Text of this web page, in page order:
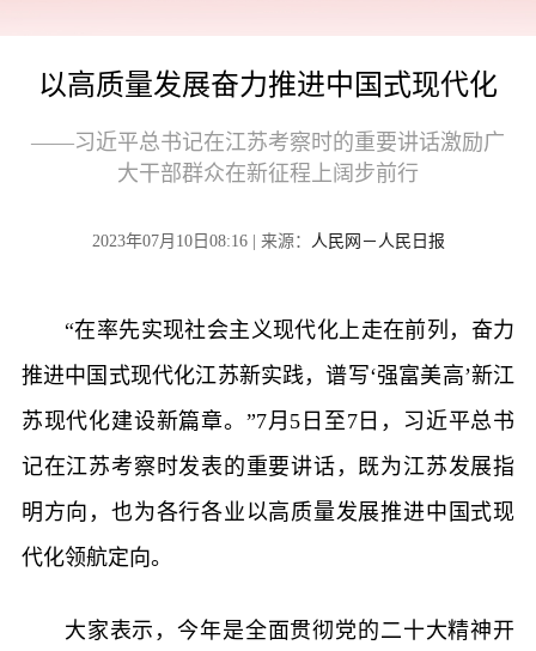
以高质量发展奋力推进中国式现代化
——习近平总书记在江苏考察时的重要讲话激励广
大干部群众在新征程上阔步前行
2023年07月10日08:16 | 来源： 人民网－人民日报
“在率先实现社会主义现代化上走在前列，奋力
推进中国式现代化江苏新实践，谱写‘强富美高’新江
苏现代化建设新篇章。”7月5日至7日，习近平总书
记在江苏考察时发表的重要讲话，既为江苏发展指
明方向，也为各行各业以高质量发展推进中国式现
代化领航定向。
大家表示，今年是全面贯彻党的二十大精神开